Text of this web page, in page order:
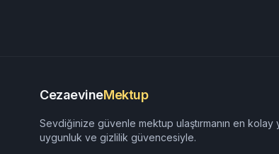
CezaevineMektup
Sevdiğinize güvenle mektup ulaştırmanın en kolay
uygunluk ve gizlilik güvencesiyle.